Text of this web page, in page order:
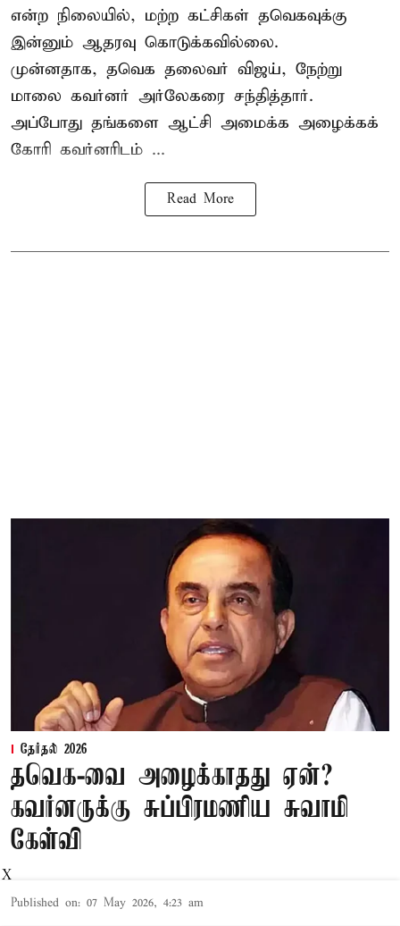
என்ற நிலையில், மற்ற கட்சிகள் தவெகவுக்கு
இன்னும் ஆதரவு கொடுக்கவில்லை.
முன்னதாக, தவெக தலைவர் விஜய், நேற்று
மாலை கவர்னர் அர்லேகரை சந்தித்தார்.
அப்போது தங்களை ஆட்சி அமைக்க அழைக்கக்
கோரி கவர்னரிடம் ...
Read More
தேர்தல் 2026
தவெக-வை அழைக்காதது ஏன்?
கவர்னருக்கு சுப்பிரமணிய சுவாமி
கேள்வி
Published on: 07 May 2026, 4:23 am
X